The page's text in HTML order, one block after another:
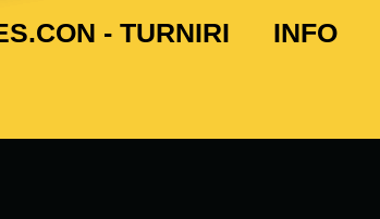
- TURNIRI INFO